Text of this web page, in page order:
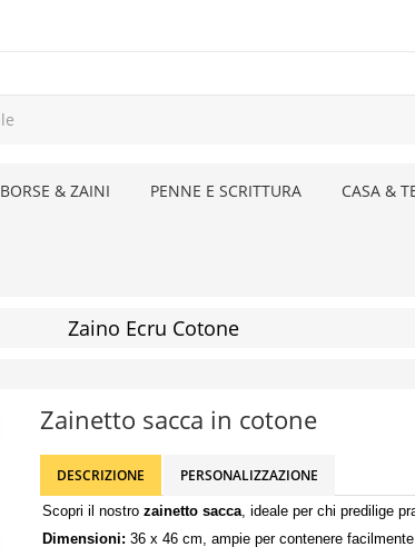
BORSE & ZAINI PENNE E SCRITTURA CASA &
Zaino Ecru Cotone
Zainetto sacca in cotone
DESCRIZIONE PERSONALIZZAZIONE
Scopri il nostro zainetto sacca, ideale per chi predilige
Dimensioni: 36 x 46 cm, ampie per contenere